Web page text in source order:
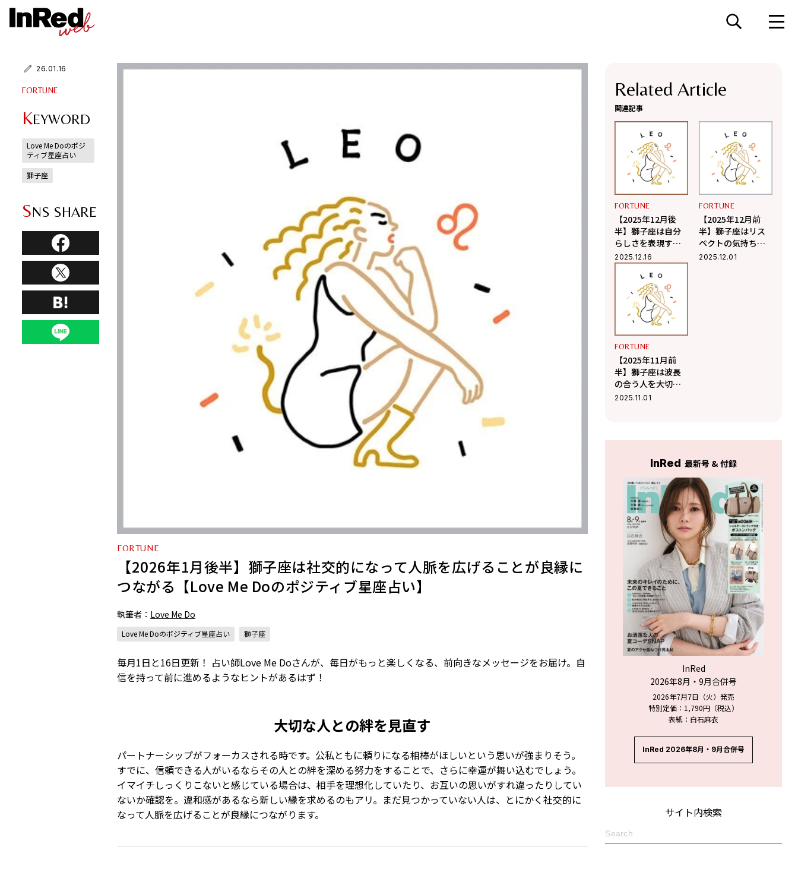
FORTUNE
【2026年1月後半】獅子座は社交的になって人脈を広げることが良縁に
つながる【Love Me Doのポジティブ星座占い】
執筆者： Love Me Do
Love Me Doのポジティブ星座占い 獅子座
毎月1日と16日更新！ 占い師Love Me Doさんが、毎日がもっと楽しくなる、前向きなメッセージをお届け。自
信を持って前に進めるようなヒントがあるはず！
大切な人との絆を見直す
パートナーシップがフォーカスされる時です。公私ともに頼りになる相棒がほしいという思いが強まりそう。
すでに、信頼できる人がいるならその人との絆を深める努力をすることで、さらに幸運が舞い込むでしょう。
イマイチしっくりこないと感じている場合は、相手を理想化していたり、お互いの思いがすれ違ったりしてい
ないか確認を。違和感があるなら新しい縁を求めるのもアリ。まだ見つかっていない人は、とにかく社交的に
なって人脈を広げることが良縁につながります。
26.01.16
FORTUNE
KEYWORD
Love Me Doのポジ
ティブ星座占い
獅子座
SNS SHARE
Related Article
関連記事
FORTUNE
【2025年12月後
半】獅子座は自分
らしさを表現する
と自信につながり
運気上昇【Love
Me Doのポジティ
ブ星座占い】
2025.12.16
FORTUNE
【2025年12月前
半】獅子座はリス
ペクトの気持ちが
幸運を呼び寄せる
2025.12.01
FORTUNE
【2025年11月前
半】獅子座は波長
の合う人を大切に
して味方を増やす
2025.11.01
InRed 最新号 & 付録
InRed
2026年8月・9月合併号
2026年7月7日（火）発売
特別定価：1,790円（税込）
表紙：白石麻衣
InRed 2026年8月・9月合併号
サイト内検索